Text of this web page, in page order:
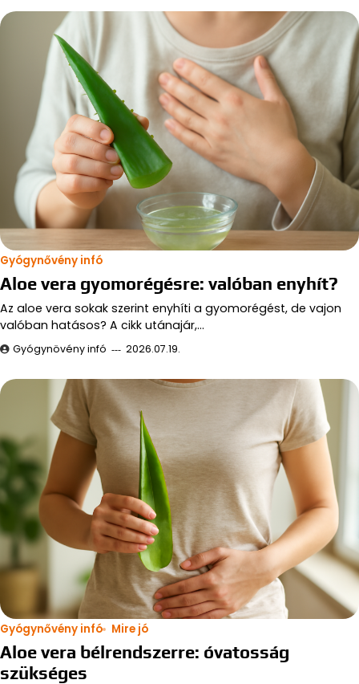
Gyógynővény infó
Aloe vera gyomorégésre: valóban enyhít?
Az aloe vera sokak szerint enyhíti a gyomorégést, de vajon
valóban hatásos? A cikk utánajár,…
Gyógynövény infó 2026.07.19.
Gyógynővény infó Mire jó
Aloe vera bélrendszerre: óvatosság
szükséges